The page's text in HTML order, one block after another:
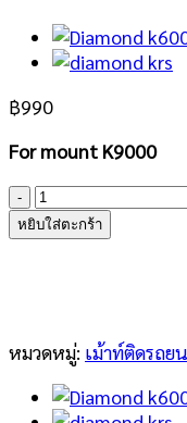
฿990
For mount K9000
จำนวน
DIAMOND
KTH
หยิบใส่ตะกร้า
หมวดหมู่: เม้าท์ติดรถย